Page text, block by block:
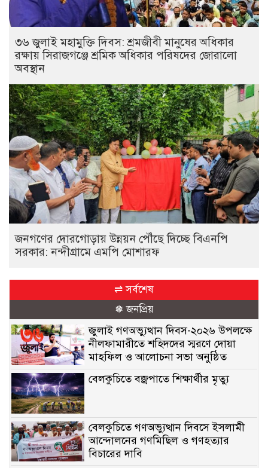
৩৬ জুলাই মহামুক্তি দিবস: শ্রমজীবী মানুষের অধিকার
রক্ষায় সিরাজগঞ্জে শ্রমিক অধিকার পরিষদের জোরালো
অবস্থান
জনগণের দোরগোড়ায় উন্নয়ন পৌঁছে দিচ্ছে বিএনপি
সরকার: নন্দীগ্রামে এমপি মোশারফ
⇌ সর্বশেষ
❅ জনপ্রিয়
জুলাই গণঅভ্যুত্থান দিবস-২০২৬ উপলক্ষে
নীলফামারীতে শহিদদের স্মরণে দোয়া
মাহফিল ও আলোচনা সভা অনুষ্ঠিত
বেলকুচিতে বজ্রপাতে শিক্ষার্থীর মৃত্যু
বেলকুচিতে গণঅভ্যুত্থান দিবসে ইসলামী
আন্দোলনের গণমিছিল ও গণহত্যার
বিচারের দাবি